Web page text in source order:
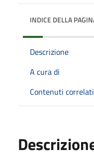
INDICE DELLA
Descrizione
A cura di
Contenuti correlati